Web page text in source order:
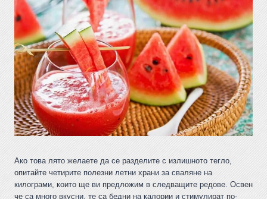
Ако това лято желаете да се разделите с излишното тегло,
опитайте четирите полезни летни храни за сваляне на
килограми, които ще ви предложим в следващите редове. Освен
че са много вкусни, те са бедни на калории и стимулират по-